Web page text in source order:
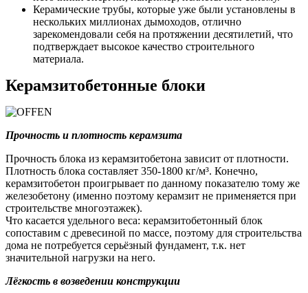
Керамические трубы, которые уже были установлены в
нескольких миллионах дымоходов, отлично
зарекомендовали себя на протяжении десятилетий, что
подтверждает высокое качество строительного
материала.
Керамзитобетонные блоки
Прочность и плотность керамзита
Прочность блока из керамзитобетона зависит от плотности.
Плотность блока составляет 350-1800 кг/м³. Конечно,
керамзитобетон проигрывает по данному показателю тому же
железобетону (именно поэтому керамзит не применяется при
строительстве многоэтажек).
Что касается удельного веса: керамзитобетонный блок
сопоставим с древесиной по массе, поэтому для строительства
дома не потребуется серьёзный фундамент, т.к. нет
значительной нагрузки на него.
Лёгкость в возведении конструкции